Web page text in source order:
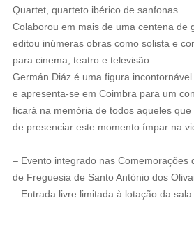
Quartet, quarteto ibérico de sanfonas.
Colaborou em mais de uma centena de
editou inúmeras obras como solista e
para cinema, teatro e televisão.
Germán Diáz é uma figura
e apresenta-se em Coimbra para um
ficará na memória de todos aqueles
de presenciar este momento ímpar na
– Evento integrado nas Comemorações
de Freguesia de Santo António dos
– Entrada livre limitada à lotação da sala.